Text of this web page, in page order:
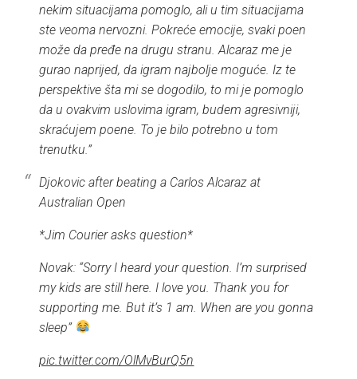
nekim situacijama pomoglo, ali u tim situacijama
ste veoma nervozni. Pokreće emocije, svaki poen
može da pređe na drugu stranu. Alcaraz me je
gurao naprijed, da igram najbolje moguće. Iz te
perspektive šta mi se dogodilo, to mi je pomoglo
da u ovakvim uslovima igram, budem agresivniji,
skraćujem poene. To je bilo potrebno u tom
trenutku.”
Djokovic after beating a Carlos Alcaraz at
Australian Open
*Jim Courier asks question*
Novak: “Sorry I heard your question. I’m surprised
my kids are still here. I love you. Thank you for
supporting me. But it’s 1 am. When are you gonna
sleep”
pic.twitter.com/OlMvBurQ5n